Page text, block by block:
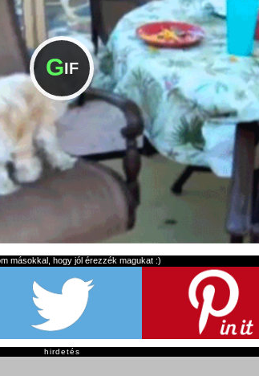
GIF
másokkal, hogy jól érezzék magukat :)
hirdetés